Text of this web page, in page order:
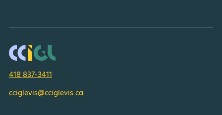
418 837-3411
cciglevis@cciglevis.ca